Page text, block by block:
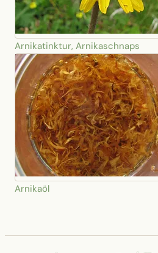
Arnikatinktur, Arnikaschnaps
Arnikaöl